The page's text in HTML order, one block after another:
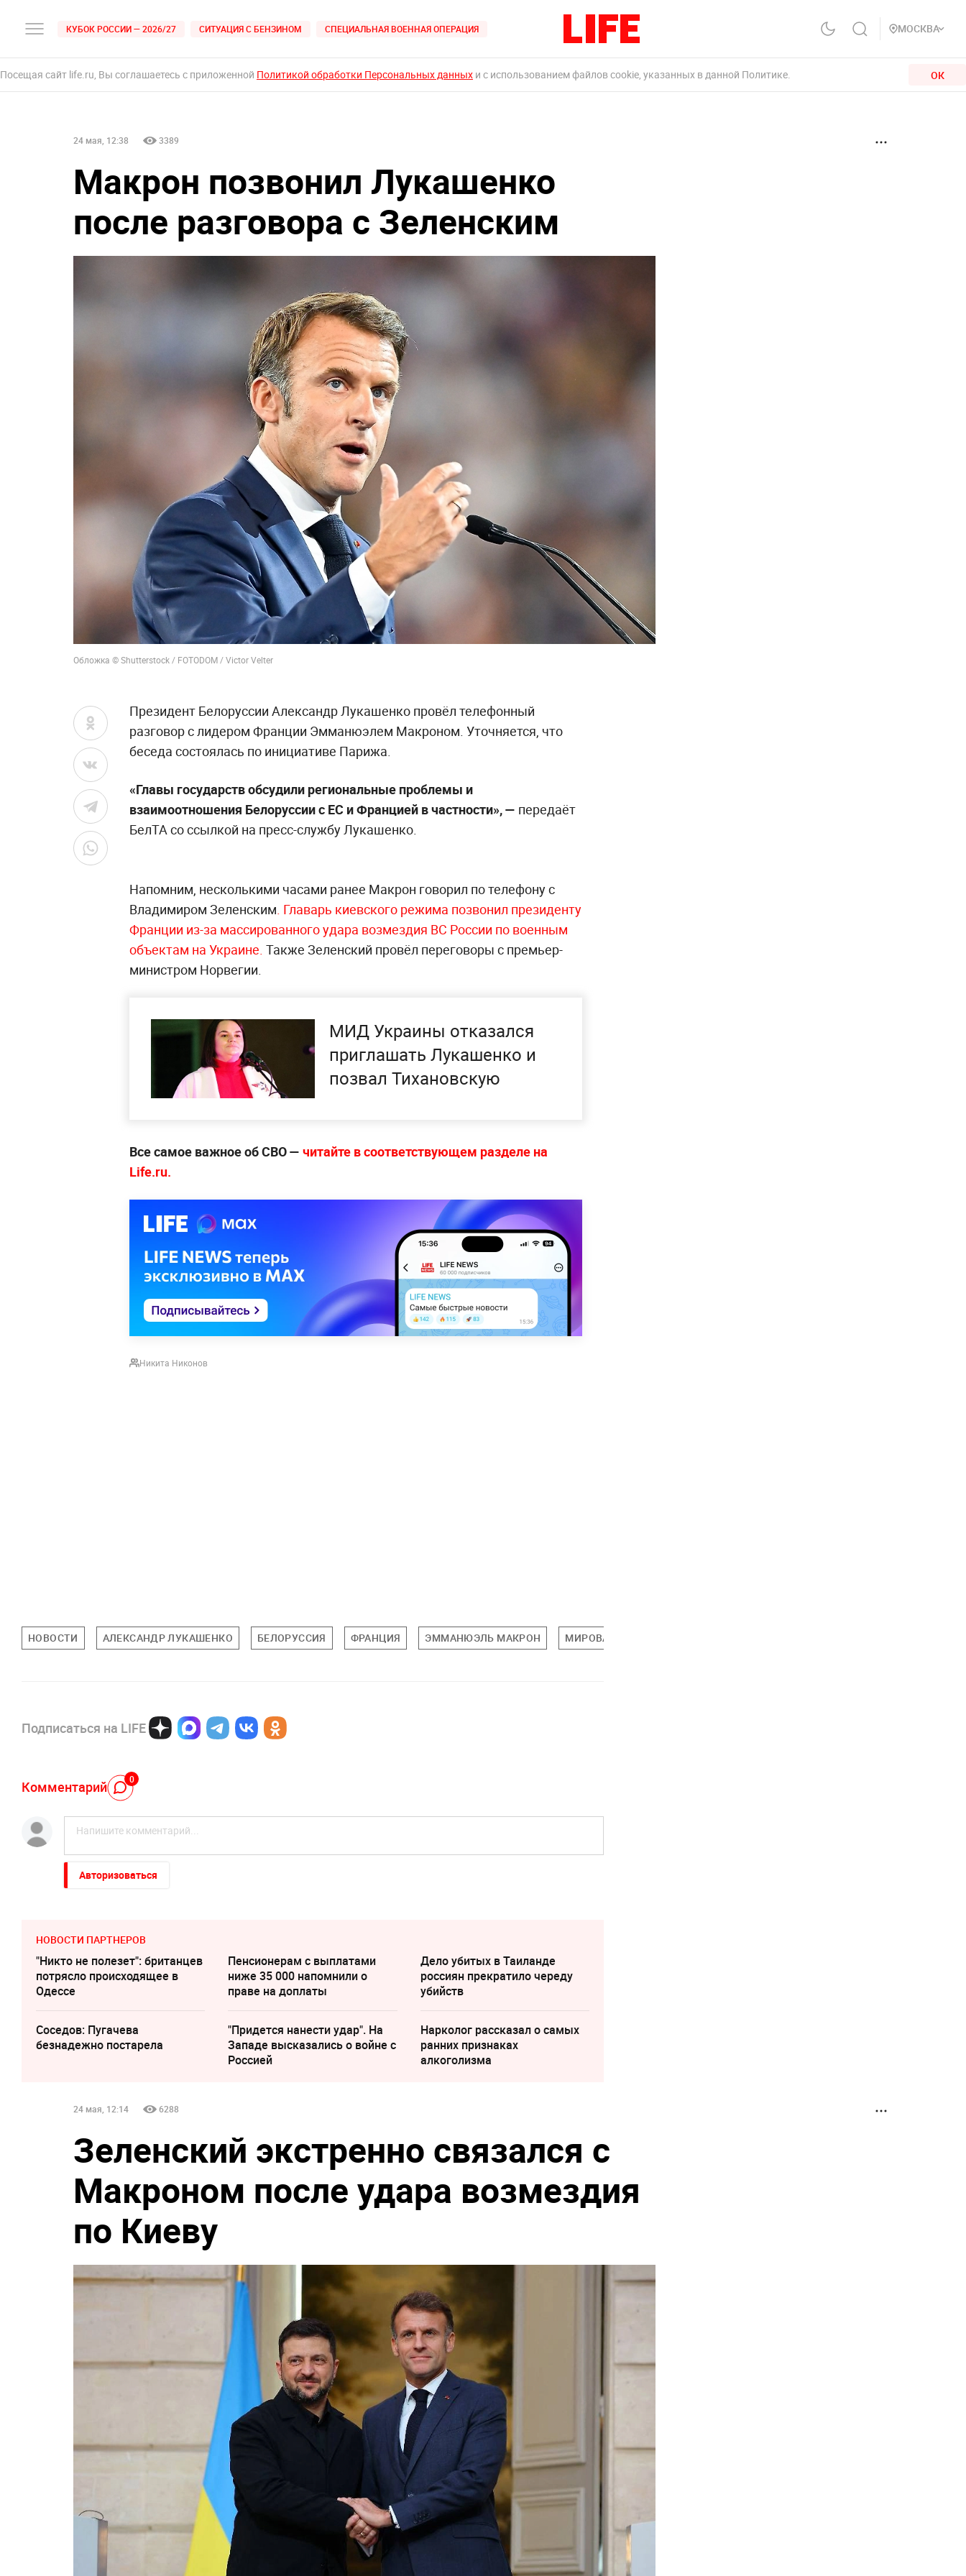
КУБОК РОССИИ — 2026/27 СИТУАЦИЯ С БЕНЗИНОМ СПЕЦИАЛЬНАЯ ВОЕННАЯ ОПЕРАЦИЯ МОСКВА
Посещая сайт life.ru, Вы соглашаетесь с приложенной Политикой обработки Персональных данных и с использованием файлов cookie, указанных в данной Политике. ОК
24 мая, 12:38 3389
Макрон позвонил Лукашенко
после разговора с Зеленским
Обложка © Shutterstock / FOTODOM / Victor Velter
Президент Белоруссии Александр Лукашенко провёл телефонный
разговор с лидером Франции Эмманюэлем Макроном. Уточняется, что
беседа состоялась по инициативе Парижа.
«Главы государств обсудили региональные проблемы и
взаимоотношения Белоруссии с ЕС и Францией в частности», — передаёт
БелТА со ссылкой на пресс-службу Лукашенко.
Напомним, несколькими часами ранее Макрон говорил по телефону с
Владимиром Зеленским. Главарь киевского режима позвонил президенту
Франции из-за массированного удара возмездия ВС России по военным
объектам на Украине. Также Зеленский провёл переговоры с премьер-
министром Норвегии.
МИД Украины отказался
приглашать Лукашенко и
позвал Тихановскую
Все самое важное об СВО — читайте в соответствующем разделе на
Life.ru.
Никита Никонов
НОВОСТИ АЛЕКСАНДР ЛУКАШЕНКО БЕЛОРУССИЯ ФРАНЦИЯ ЭММАНЮЭЛЬ МАКРОН МИРОВАЯ ПОЛИТИКА
Подписаться на LIFE
Комментарий 0
Авторизоваться
НОВОСТИ ПАРТНЕРОВ
"Никто не полезет": британцев
потрясло происходящее в
Одессе
Пенсионерам с выплатами
ниже 35 000 напомнили о
праве на доплаты
Дело убитых в Таиланде
россиян прекратило череду
убийств
Соседов: Пугачева
безнадежно постарела
"Придется нанести удар". На
Западе высказались о войне с
Россией
Нарколог рассказал о самых
ранних признаках
алкоголизма
24 мая, 12:14 6288
Зеленский экстренно связался с
Макроном после удара возмездия
по Киеву